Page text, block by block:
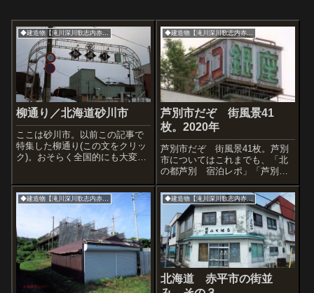
柳通り／北海道砂川市
ここは砂川市。以前この記事で
特集した柳通り(この文をクリッ
ク)。おそらく全国的にも大変貴
ってる。以前の下の写真との比
較でどこか見つけてください
な。砂川に日本劇場あったんだ
ね。情報があり...
芦別市だぞ 街風景41
枚。2020年
芦別市だぞ 街風景41枚。芦別
市についてはこれまでも、「北
の都芦別 宿泊レポ」「芦別
駅」「芦別 道の駅」など、記
事を書いてきました。下のリン
クがそれ。芦別駅前 パチンコ
ギンザいろいろと話題を聞くア
シントンホテルさん。名前はワ
シントンとアシベ...
◆建造物【滝川深川歌志内赤平】
北海道 赤平市の街並